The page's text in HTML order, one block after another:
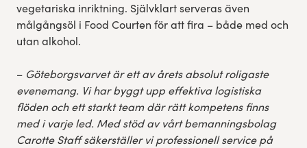
vegetariska inriktning. Självklart serveras även
målgångsöl i Food Courten för att fira – både med och
utan alkohol.
– Göteborgsvarvet är ett av årets absolut roligaste
evenemang. Vi har byggt upp effektiva logistiska
flöden och ett starkt team där rätt kompetens finns
med i varje led. Med stöd av vårt bemanningsbolag
Carotte Staff säkerställer vi professionell service på